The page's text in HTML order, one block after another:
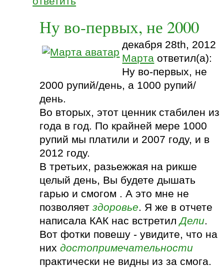
Ну во-первых, не 2000
декабря 28th, 2012
Марта ответил(а):
Ну во-первых, не
2000 рупий/день, а 1000 рупий/
день.
Во вторых, этот ценник стабилен из
года в год. По крайней мере 1000
рупий мы платили и 2007 году, и в
2012 году.
В третьих, разьежжая на рикше
целый день, Вы будете дышать
гарью и смогом . А это мне не
позволяетздоровье. Я же в отчете
написала КАК нас встретилДели.
Вот фотки повешу - увидите, что на
нихдостопримечательности
практически не видны из за смога.